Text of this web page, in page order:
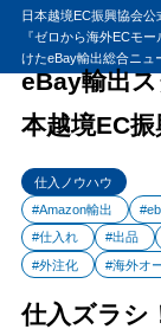
日本越境EC振興協会
『ゼロから海外ECモ
けたeBay輸出総合ニュ
eBay輸出
本越境EC
仕入ノウハウ
#Amazon輸出
#仕入れ
#出品
#外注化
#海外オ
仕入ズラシ
目次
1 仕入ズラシ！
1.2 倒産品・
1.3 倒産品・
1.4 倒産品・
2 まとめ